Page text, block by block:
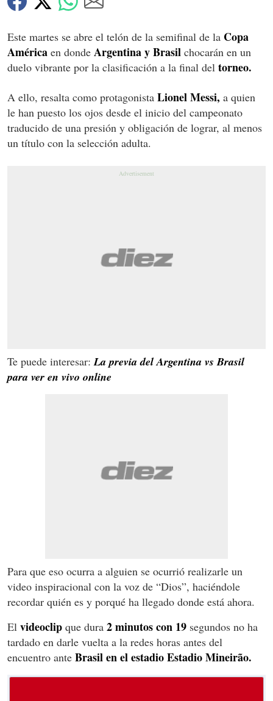
Este martes se abre el telón de la semifinal de la Copa
América en donde Argentina y Brasil chocarán en un
duelo vibrante por la clasificación a la final del torneo.
A ello, resalta como protagonista Lionel Messi, a quien
le han puesto los ojos desde el inicio del campeonato
traducido de una presión y obligación de lograr, al menos
un título con la selección adulta.
Te puede interesar: La previa del Argentina vs Brasil
para ver en vivo online
Para que eso ocurra a alguien se ocurrió realizarle un
video inspiracional con la voz de “Dios”, haciéndole
recordar quién es y porqué ha llegado donde está ahora.
El videoclip que dura 2 minutos con 19 segundos no ha
tardado en darle vuelta a la redes horas antes del
encuentro ante Brasil en el estadio Estadio Mineirão.